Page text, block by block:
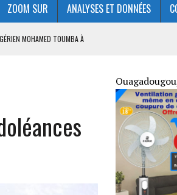
ZOOM SUR ANALYSES ET DONNÉES
MOHAMED TOUMBA À
PAR INTÉRIM SALUE UN